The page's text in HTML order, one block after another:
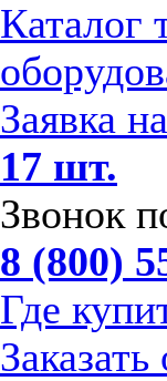
Каталог
Заявка
17 шт.
Звонок
8 (800)
Где